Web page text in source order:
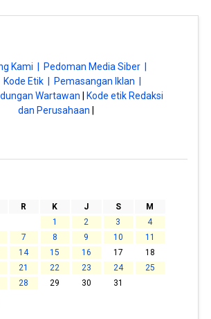
Kami |
Pedoman Media Siber |
Kode Etik |
Pemasangan Iklan |
Wartawan
Kode etik Redaksi
dan Perusahaan
R K J S
M
1
2 3
4
7 8 9 10
11
14 15 16 17
18
21 22 23 24
25
28 29 30
31